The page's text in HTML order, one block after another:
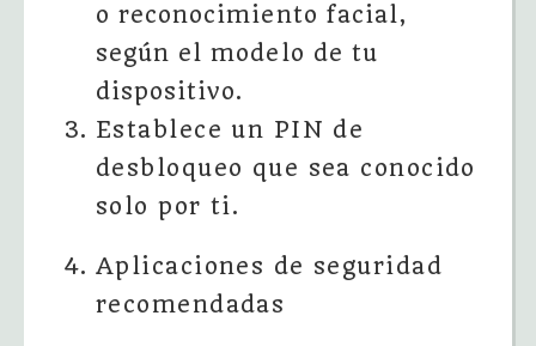
o reconocimiento facial,
según el modelo de tu
dispositivo.
Establece un PIN de
desbloqueo que sea conocido
solo por ti.
Aplicaciones de seguridad
recomendadas